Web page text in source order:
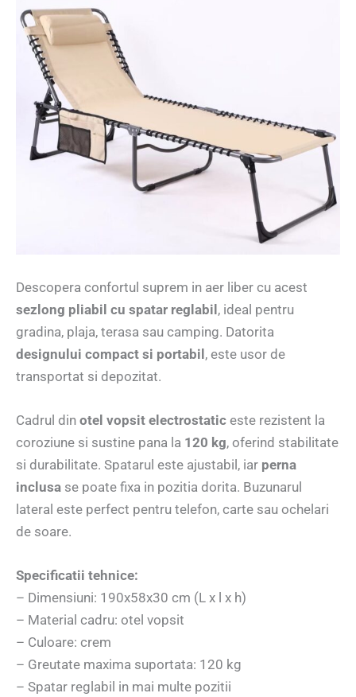
Descopera confortul suprem in aer liber cu acest
sezlong pliabil cu spatar reglabil, ideal pentru
gradina, plaja, terasa sau camping. Datorita
designului compact si portabil, este usor de
transportat si depozitat.
Cadrul din otel vopsit electrostatic este rezistent la
coroziune si sustine pana la 120 kg, oferind stabilitate
si durabilitate. Spatarul este ajustabil, iar perna
inclusa se poate fixa in pozitia dorita. Buzunarul
lateral este perfect pentru telefon, carte sau ochelari
de soare.
Specificatii tehnice:
– Dimensiuni: 190x58x30 cm (L x l x h)
– Material cadru: otel vopsit
– Culoare: crem
– Greutate maxima suportata: 120 kg
– Spatar reglabil in mai multe pozitii